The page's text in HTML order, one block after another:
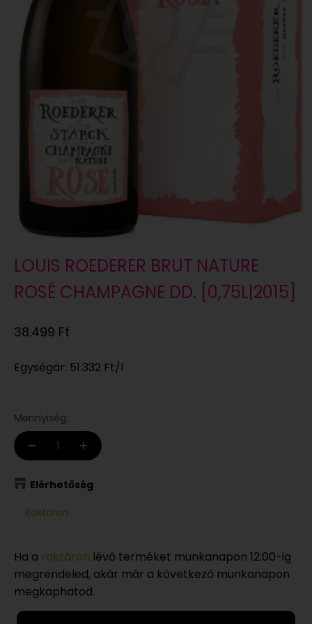
LOUIS ROEDERER BRUT NATURE
ROSÉ CHAMPAGNE DD. [0,75L|2015]
Eladási ár
38.499 Ft
Egységár: 51.332 Ft/l
Mennyiség:
Elérhetőség
Raktáron
Ha a raktáron lévő terméket munkanapon 12:00-ig
megrendeled, akár már a következő munkanapon
megkaphatod.